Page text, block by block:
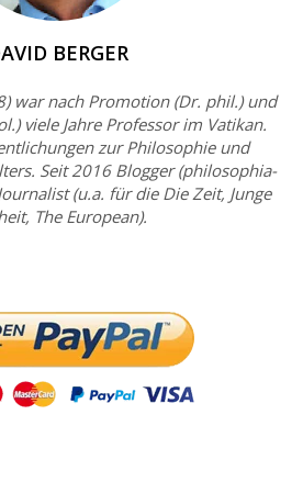
BERGER
war nach Promotion (Dr. phil.) und
viele Jahre Professor im Vatikan.
zur Philosophie und
Seit 2016 Blogger (philosophia-
(u.a. für die Die Zeit, Junge
The European).